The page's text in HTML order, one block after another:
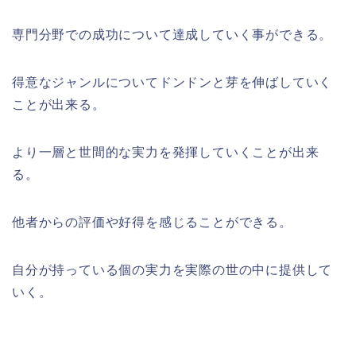
専門分野での成功について達成していく事ができる。
得意なジャンルについてドンドンと芽を伸ばしていく
ことが出来る。
より一層と世間的な実力を発揮していくことが出来
る。
他者からの評価や好得を感じることができる。
自分が持っている個の実力を実際の世の中に提供して
いく。